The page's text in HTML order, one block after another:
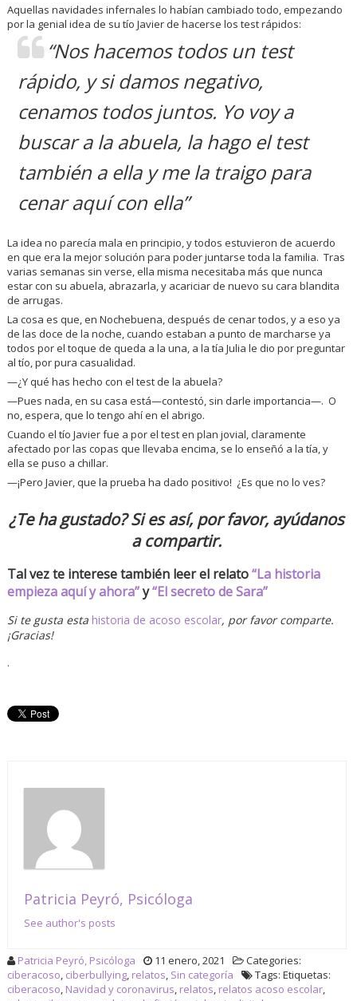
Aquellas navidades infernales lo habían cambiado todo, empezando
por la genial idea de su tío Javier de hacerse los test rápidos:
“Nos hacemos todos un test
rápido, y si damos negativo,
cenamos todos juntos. Yo voy a
buscar a la abuela, la hago el test
también a ella y me la traigo para
cenar aquí con ella”
La idea no parecía mala en principio, y todos estuvieron de acuerdo
en que era la mejor solución para poder juntarse toda la familia. Tras
varias semanas sin verse, ella misma necesitaba más que nunca
estar con su abuela, abrazarla, y acariciar de nuevo su cara blandita
de arrugas.
La cosa es que, en Nochebuena, después de cenar todos, y a eso ya
de las doce de la noche, cuando estaban a punto de marcharse ya
todos por el toque de queda a la una, a la tía Julia le dio por preguntar
al tío, por pura casualidad.
—¿Y qué has hecho con el test de la abuela?
—Pues nada, en su casa está—contestó, sin darle importancia—. O
no, espera, que lo tengo ahí en el abrigo.
Cuando el tío Javier fue a por el test en plan jovial, claramente
afectado por las copas que llevaba encima, se lo enseñó a la tía, y
ella se puso a chillar.
—¡Pero Javier, que la prueba ha dado positivo! ¿Es que no lo ves?
¿Te ha gustado? Si es así, por favor, ayúdanos
a compartir.
Tal vez te interese también leer el relato“La historia
empieza aquí y ahora”y“El secreto de Sara”
Si te gusta esta historia de acoso escolar, por favor comparte.
¡Gracias!
.
Patricia Peyró, Psicóloga
See author's posts
Patricia Peyró, Psicóloga 11 enero, 2021
Categories:
ciberacoso, ciberbullying, relatos, Sin categoría
Tags: Etiquetas:
ciberacoso, Navidad y coronavirus, relatos, relatos acoso escolar,